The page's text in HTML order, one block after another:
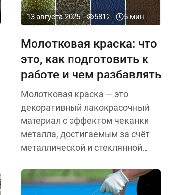
состава и условий.
13 августа 2025 5812 5 мин
Молотковая краска: что
это, как подготовить к
работе и чем разбавлять
Молотковая краска — это
декоративный лакокрасочный
материал с эффектом чеканки
металла, достигаемым за счёт
металлической и стеклянной
высокой адгезией, стойкостью к
влаге, температурам,